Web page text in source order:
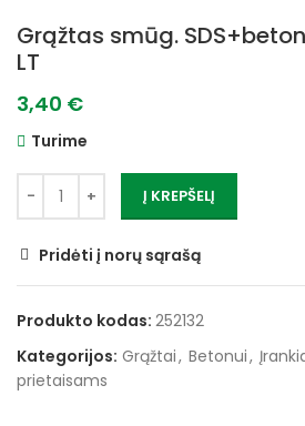
Grąžtas smūg.
LT
3,40 €
Turime
Į KREPŠELĮ
Pridėti į norų sąrašą
Produkto kodas: 252132
Kategorijos: Grąžtai, Betonui,
prietaisams